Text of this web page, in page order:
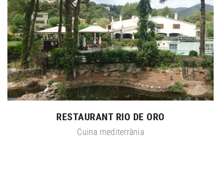
RESTAURANT RIO DE ORO
Cuina mediterrània